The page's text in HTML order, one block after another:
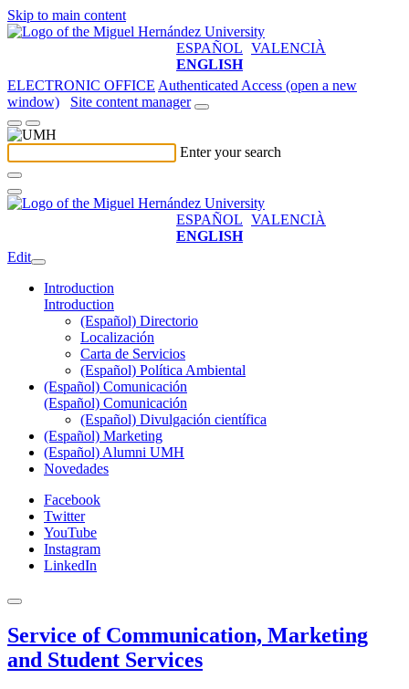
Skip to main content
ESPAÑOL VALENCIÀ
ENGLISH
ELECTRONIC OFFICE Authenticated Access (open a new
window)
Site content manager
Enter your search
ESPAÑOL VALENCIÀ
ENGLISH
Edit
Introduction
Introduction
(Español) Directorio
Localización
Carta de Servicios
(Español) Política Ambiental
(Español) Comunicación
(Español) Comunicación
(Español) Divulgación científica
(Español) Marketing
(Español) Alumni UMH
Novedades
Facebook
Twitter
YouTube
Instagram
LinkedIn
Service of Communication, Marketing
and Student Services